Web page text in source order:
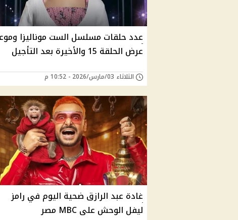
عدد حلقات مسلسل الست موناليزا
عرض الحلقة 15 والأخيرة بعد التأجيل
الثلاثاء 03/مارس/2026 - 10:52 م
غادة عبد الرازق ضحية اليوم في رامز
ليفل الوحش على MBC مصر